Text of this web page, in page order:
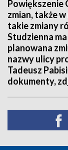
Powiększenie
zmian, także
takie zmiany
Studzienna
planowana
nazwy ulicy
Tadeusz
dokumenty,